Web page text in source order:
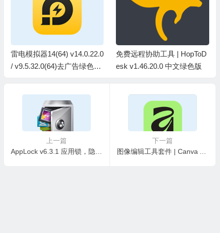
雷电模拟器14(64) v14.0.22.0
/ v9.5.32.0(64)去广告绿色纯
免费远程协助工具 | HopToD
esk v1.46.20.0 中文绿色版
上一篇
下一篇